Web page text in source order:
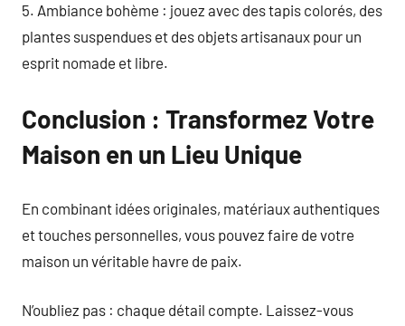
5. Ambiance bohème : jouez avec des tapis colorés, des
plantes suspendues et des objets artisanaux pour un
esprit nomade et libre.
Conclusion : Transformez Votre
Maison en un Lieu Unique
En combinant idées originales, matériaux authentiques
et touches personnelles, vous pouvez faire de votre
maison un véritable havre de paix.
N’oubliez pas : chaque détail compte. Laissez-vous